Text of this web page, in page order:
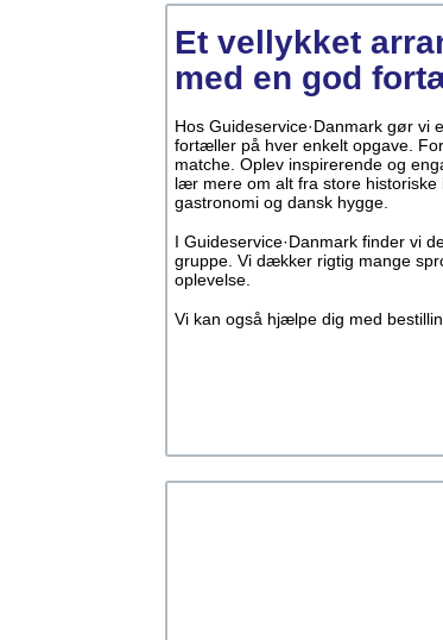
Et vellykket
med en god
Hos Guideservice·Danmark gør
fortæller på hver enkelt opgave.
matche. Oplev inspirerende og
lær mere om alt fra store historiske
gastronomi og dansk hygge.
I Guideservice·Danmark finder vi
gruppe. Vi dækker rigtig mange
oplevelse.
Vi kan også hjælpe dig med